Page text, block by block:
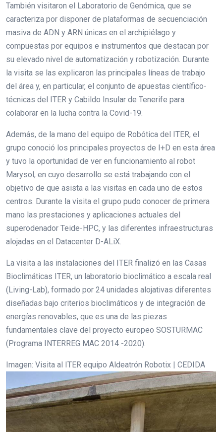
También visitaron el Laboratorio de Genómica, que se
caracteriza por disponer de plataformas de secuenciación
masiva de ADN y ARN únicas en el archipiélago y
compuestas por equipos e instrumentos que destacan por
su elevado nivel de automatización y robotización. Durante
la visita se las explicaron las principales líneas de trabajo
del área y, en particular, el conjunto de apuestas científico-
técnicas del ITER y Cabildo Insular de Tenerife para
colaborar en la lucha contra la Covid-19.
Además, de la mano del equipo de Robótica del ITER, el
grupo conoció los principales proyectos de I+D en esta área
y tuvo la oportunidad de ver en funcionamiento al robot
Marysol, en cuyo desarrollo se está trabajando con el
objetivo de que asista a las visitas en cada uno de estos
centros. Durante la visita el grupo pudo conocer de primera
mano las prestaciones y aplicaciones actuales del
superodenador Teide-HPC, y las diferentes infraestructuras
alojadas en el Datacenter D-ALiX.
La visita a las instalaciones del ITER finalizó en las Casas
Bioclimáticas ITER, un laboratorio bioclimático a escala real
(Living-Lab), formado por 24 unidades alojativas diferentes
diseñadas bajo criterios bioclimáticos y de integración de
energías renovables, que es una de las piezas
fundamentales clave del proyecto europeo SOSTURMAC
(Programa INTERREG MAC 2014 -2020).
Imagen: Visita al ITER equipo Aldeatrón Robotix | CEDIDA